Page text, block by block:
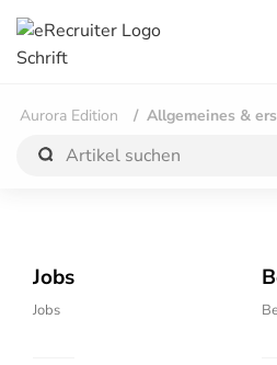
Aurora Edition Allgemeines &
Jobs
Jobs